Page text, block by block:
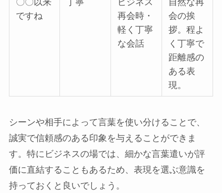
ですね
再会時・
軽く丁寧
な会話
会の挨
拶。程よ
く丁寧で
距離感の
ある表
現。
シーンや相手によって言葉を使い分けることで、
誠実で信頼感のある印象を与えることができま
す。特にビジネスの場では、細かな言葉遣いが評
価に直結することもあるため、表現を選ぶ意識を
持っておくと良いでしょう。